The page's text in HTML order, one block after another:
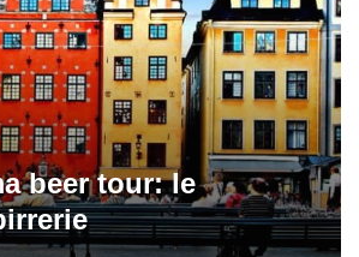
beer tour: le